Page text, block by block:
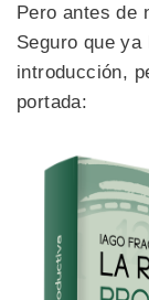
Pero antes de
Seguro que
introducción,
portada: